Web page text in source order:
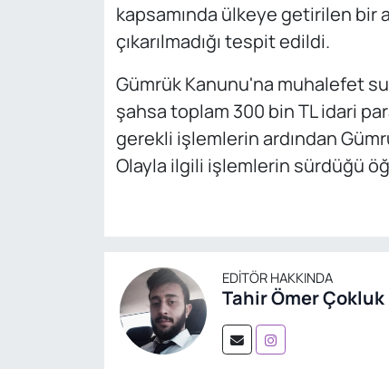
kapsamında ülkeye getirilen bir
çıkarılmadığı tespit edildi.
Gümrük Kanunu'na muhalefet
şahsa toplam 300 bin TL idari
gerekli işlemlerin ardından
Olayla ilgili işlemlerin sürdüğü
EDITÖR HAKKINDA
Tahir Ömer Çokluk